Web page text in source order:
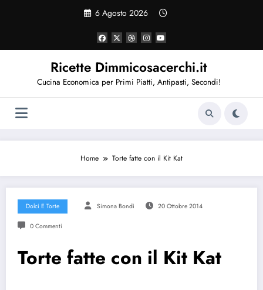
6 Agosto 2026
Ricette Dimmicosacerchi.it
Cucina Economica per Primi Piatti, Antipasti, Secondi!
Home Torte fatte con il Kit Kat
Dolci E Torte Simona Bondi 20 Ottobre 2014
0 Commenti
Torte fatte con il Kit Kat